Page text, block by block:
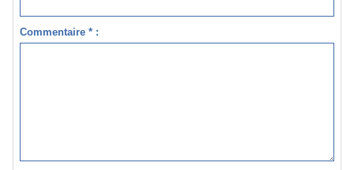
Commentaire * :